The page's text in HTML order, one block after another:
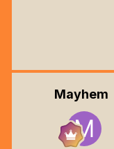
Mayhem